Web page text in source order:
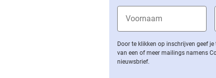
Door te klikken op inschrijven geef
van een of meer mailings namens
nieuwsbrief.